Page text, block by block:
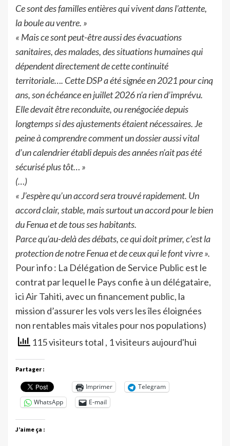
Ce sont des familles entières qui vivent dans l’attente,
la boule au ventre. »
« Mais ce sont peut-être aussi des évacuations
sanitaires, des malades, des situations humaines qui
dépendent directement de cette continuité
territoriale…. Cette DSP a été signée en 2021 pour cinq
ans, son échéance en juillet 2026 n’a rien d’imprévu.
Elle devait être reconduite, ou renégociée depuis
longtemps si des ajustements étaient nécessaires. Je
peine à comprendre comment un dossier aussi vital
d’un calendrier établi depuis des années n’ait pas été
sécurisé plus tôt… »
(…)
« J’espère qu’un accord sera trouvé rapidement. Un
accord clair, stable, mais surtout un accord pour le bien
du Fenua et de tous ses habitants.
Parce qu’au-delà des débats, ce qui doit primer, c’est la
protection de notre Fenua et de ceux qui le font vivre ».
Pour info : La Délégation de Service Public est le
contrat par lequel le Pays confie à un délégataire,
ici Air Tahiti, avec un financement public, la
mission d’assurer les vols vers les îles éloignées
non rentables mais vitales pour nos populations)
115 visiteurs total , 1 visiteurs aujourd'hui
Partager :
Imprimer
Telegram
WhatsApp
E-mail
J’aime ça :